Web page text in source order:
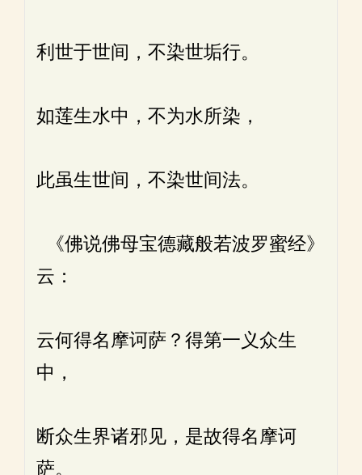
利世于世间，不染世垢行。
如莲生水中，不为水所染，
此虽生世间，不染世间法。
《佛说佛母宝德藏般若波罗蜜经》
云：
云何得名摩诃萨？得第一义众生
中，
断众生界诸邪见，是故得名摩诃
萨。